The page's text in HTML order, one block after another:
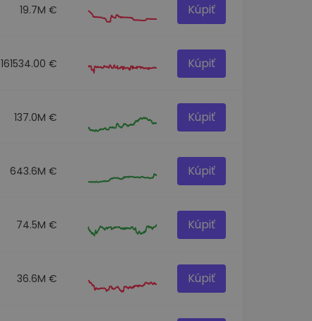
19.7M € Kúpiť
161534.00 € Kúpiť
137.0M € Kúpiť
643.6M € Kúpiť
74.5M € Kúpiť
36.6M € Kúpiť